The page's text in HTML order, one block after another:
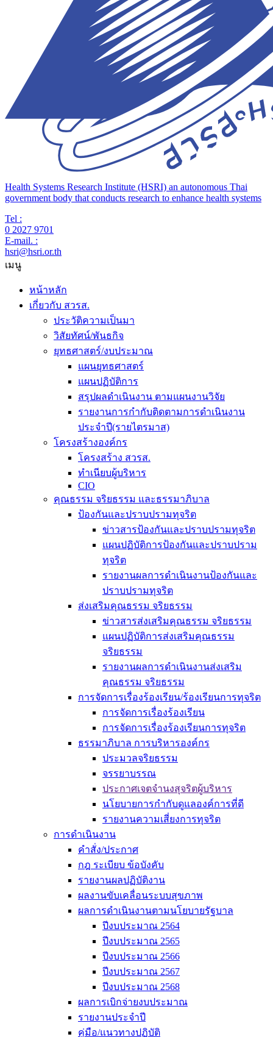
Health Systems Research Institute (HSRI) an autonomous Thai
government body that conducts research to enhance health systems
Tel :
0 2027 9701
E-mail. :
hsri@hsri.or.th
เมนู
หน้าหลัก
เกี่ยวกับ สวรส.
ประวัติความเป็นมา
วิสัยทัศน์/พันธกิจ
ยุทธศาสตร์/งบประมาณ
แผนยุทธศาสตร์
แผนปฏิบัติการ
สรุปผลดำเนินงาน ตามแผนงานวิจัย
รายงานการกำกับติดตามการดำเนินงาน
ประจำปี(รายไตรมาส)
โครงสร้างองค์กร
โครงสร้าง สวรส.
ทำเนียบผู้บริหาร
CIO
คุณธรรม จริยธรรม และธรรมาภิบาล
ป้องกันและปราบปรามทุจริต
ข่าวสารป้องกันและปราบปรามทุจริต
แผนปฏิบัติการป้องกันและปราบปราม
ทุจริต
รายงานผลการดำเนินงานป้องกันและ
ปราบปรามทุจริต
ส่งเสริมคุณธรรม จริยธรรม
ข่าวสารส่งเสริมคุณธรรม จริยธรรม
แผนปฏิบัติการส่งเสริมคุณธรรม
จริยธรรม
รายงานผลการดำเนินงานส่งเสริม
คุณธรรม จริยธรรม
การจัดการเรื่องร้องเรียน/ร้องเรียนการทุจริต
การจัดการเรื่องร้องเรียน
การจัดการเรื่องร้องเรียนการทุจริต
ธรรมาภิบาล การบริหารองค์กร
ประมวลจริยธรรม
จรรยาบรรณ
ประกาศเจตจำนงสุจริตผู้บริหาร
นโยบายการกำกับดูแลองค์การที่ดี
รายงานความเสี่ยงการทุจริต
การดำเนินงาน
คำสั่ง/ประกาศ
กฎ ระเบียบ ข้อบังคับ
รายงานผลปฏิบัติงาน
ผลงานขับเคลื่อนระบบสุขภาพ
ผลการดำเนินงานตามนโยบายรัฐบาล
ปีงบประมาณ 2564
ปีงบประมาณ 2565
ปีงบประมาณ 2566
ปีงบประมาณ 2567
ปีงบประมาณ 2568
ผลการเบิกจ่ายงบประมาณ
รายงานประจำปี
คู่มือ/แนวทางปฏิบัติ